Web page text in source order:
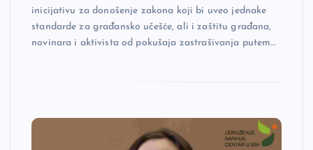
inicijativu za donošenje zakona koji bi uveo jednake
standarde za građansko učešće, ali i zaštitu građana,
novinara i aktivista od pokušaja zastrašivanja putem…